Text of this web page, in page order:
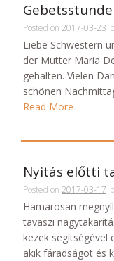
Posted on 2017-03-23
Liebe Schwestern
der Mutter Maria
gehalten. Vielen
schönen
Read More
Nyitás előtti
Posted on 2017-03-17
Hamarosan
tavaszi
kezek segítségével
akik fáradságot és